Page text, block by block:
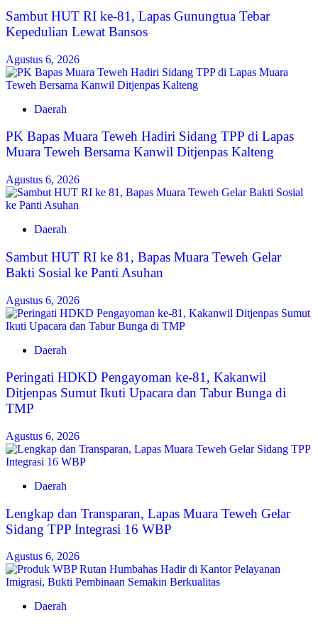
Sambut HUT RI ke-81, Lapas Gunungtua Tebar
Kepedulian Lewat Bansos
Agustus 6, 2026
Daerah
‎PK Bapas Muara Teweh Hadiri Sidang TPP di Lapas
Muara Teweh Bersama Kanwil Ditjenpas Kalteng
Agustus 6, 2026
Daerah
‎Sambut HUT RI ke 81, Bapas Muara Teweh Gelar
Bakti Sosial ke Panti Asuhan
Agustus 6, 2026
Daerah
Peringati HDKD Pengayoman ke-81, Kakanwil
Ditjenpas Sumut Ikuti Upacara dan Tabur Bunga di
TMP
Agustus 6, 2026
Daerah
Lengkap dan Transparan, Lapas Muara Teweh Gelar
Sidang TPP Integrasi 16 WBP
Agustus 6, 2026
Daerah